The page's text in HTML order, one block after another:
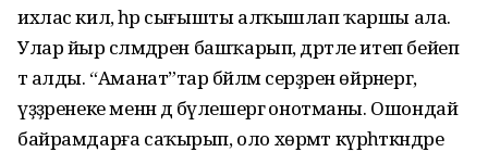
ихлас килә, һәр сығышты алҡышлап ҡаршы ала.
Улар йыр сәләмдәрен башҡарып, дәртле итеп бейеп
тә алды. “Аманат”тар бәйләм серҙәрен өйрәнергә,
үҙҙәренеке менән дә бүлешергә онотманы. Ошондай
байрамдарға саҡырып, оло хөрмәт күрһәткәндәре